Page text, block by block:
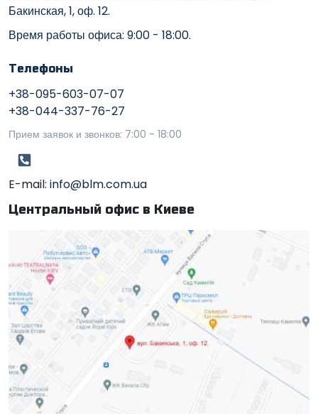
Бакинская, 1, оф. 12.
Время работы офиса: 9:00 - 18:00.
Телефоны
+38-095-603-07-07
+38-044-337-76-27
Прием заявок и звонков: 7:00 - 18:00
E-mail: info@blm.com.ua
Центральный офис в Киеве